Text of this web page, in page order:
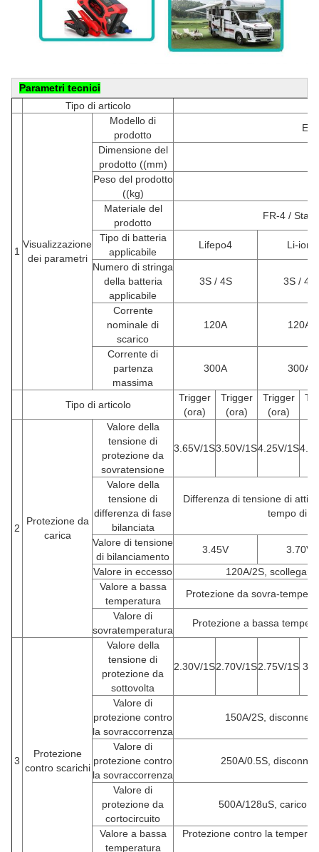
Parametri tecnici
Tipo di articolo
1
Visualizzazione
dei parametri
Modello di
prodotto
Dimensione del
prodotto ((mm)
Peso del prodotto
((kg)
Materiale del
prodotto
FR-4 /
Tipo di batteria
applicabile
Lifepo4
Li-ion
Numero di stringa
della batteria
applicabile
3S / 4S 3S / 4S
Corrente
nominale di
scarico
120A 120A
Corrente di
partenza
massima
300A 300A
Tipo di articolo
Trigger
(ora)
Trigger
(ora)
Trigger
(ora)
2
Protezione da
carica
Valore della
tensione di
protezione da
sovratensione
3.65V/1S3.50V/1S4.25V/1S
Valore della
tensione di
differenza di fase
bilanciata
Differenza di tensione di
tempo di
Valore di tensione
di bilanciamento
3.45V
3.70V
Valore in eccesso
120A/2S,
Valore a bassa
temperatura
Protezione da sovra-
Valore di
sovratemperatura
Protezione a bassa
3
Protezione
contro scarichi
Valore della
tensione di
protezione da
sottovolta
2.30V/1S2.70V/1S2.75V/1S
Valore di
protezione contro
la sovraccorrenza
150A/2S,
Valore di
protezione contro
la sovraccorrenza
250A/0.5S,
Valore di
protezione da
cortocircuito
500A/128uS, carico
Valore a bassa
temperatura
Protezione contro la